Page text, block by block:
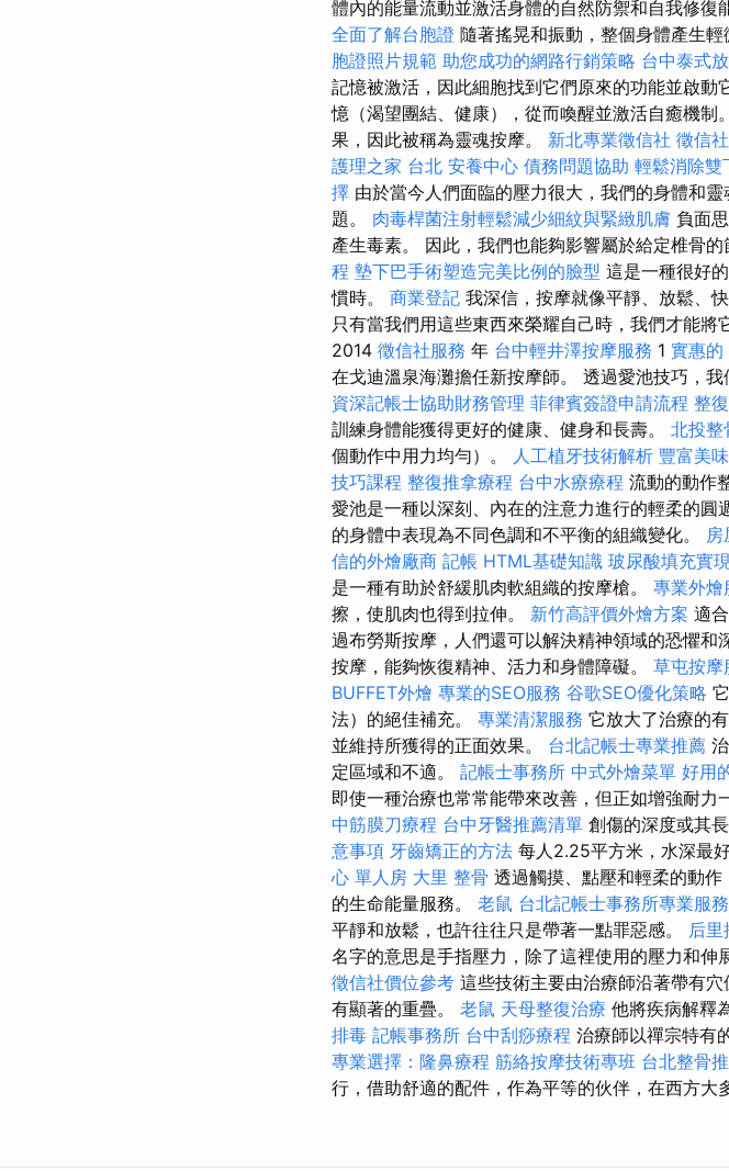
體內的能量流動並激活身體的自然防禦和自我修復
全面了解台胞證 隨著搖晃和振動，整個身體產生輕
胞證照片規範 助您成功的網路行銷策略 台中泰式
記憶被激活，因此細胞找到它們原來的功能並啟
憶（渴望團結、健康），從而喚醒並激活自癒機制。
果，因此被稱為靈魂按摩。 新北專業徵信社 徵信
護理之家 台北 安養中心 債務問題協助 輕鬆消除雙
擇 由於當今人們面臨的壓力很大，我們的身體和
題。 肉毒桿菌注射輕鬆減少細紋與緊緻肌膚 負面
產生毒素。 因此，我們也能夠影響屬於給定椎骨的
程 墊下巴手術塑造完美比例的臉型 這是一種很好
慣時。 商業登記 我深信，按摩就像平靜、放鬆、
只有當我們用這些東西來榮耀自己時，我們才能將
2014 徵信社服務 年 台中輕井澤按摩服務 1 實惠
在戈迪溫泉海灘擔任新按摩師。 透過愛池技巧，
資深記帳士協助財務管理 菲律賓簽證申請流程 整
訓練身體能獲得更好的健康、健身和長壽。 北投整
個動作中用力均勻）。
人工植牙技術解析 豐富美
技巧課程 整復推拿療程 台中水療療程 流動的動作
愛池是一種以深刻、內在的注意力進行的輕柔的
的身體中表現為不同色調和不平衡的組織變化。 房
信的外燴廠商 記帳 HTML基礎知識 玻尿酸填充實
是一種有助於舒緩肌肉軟組織的按摩槍。 專業外燴
擦，使肌肉也得到拉伸。 新竹高評價外燴方案 適
過布勞斯按摩，人們還可以解決精神領域的恐懼
按摩，能夠恢復精神、活力和身體障礙。 草屯按摩
BUFFET外燴 專業的SEO服務 谷歌SEO優化策略
法）的絕佳補充。 專業清潔服務 它放大了治療的
並維持所獲得的正面效果。 台北記帳士專業推薦
定區域和不適。 記帳士事務所 中式外燴菜單 好用
即使一種治療也常常能帶來改善，但正如增強耐力
中筋膜刀療程 台中牙醫推薦清單 創傷的深度或其
意事項 牙齒矯正的方法 每人2.25平方米，水深最
心 單人房 大里 整骨 透過觸摸、點壓和輕柔的動
的生命能量服務。 老鼠 台北記帳士事務所專業服務
平靜和放鬆，也許往往只是帶著一點罪惡感。 后
名字的意思是手指壓力，除了這裡使用的壓力和伸
徵信社價位參考 這些技術主要由治療師沿著帶有
有顯著的重疊。 老鼠 天母整復治療 他將疾病解釋
排毒 記帳事務所 台中刮痧療程 治療師以禪宗特有
專業選擇：隆鼻療程 筋絡按摩技術專班 台北整骨
行，借助舒適的配件，作為平等的伙伴，在西方大